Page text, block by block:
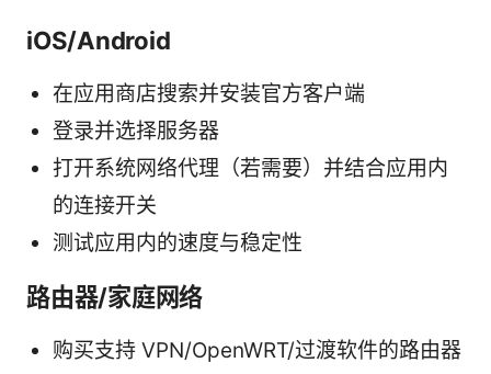
iOS/Android
在应用商店搜索并安装官方客户端
登录并选择服务器
打开系统网络代理（若需要）并结合应用内
的连接开关
测试应用内的速度与稳定性
路由器/家庭网络
购买支持 VPN/OpenWRT/过渡软件的路由器